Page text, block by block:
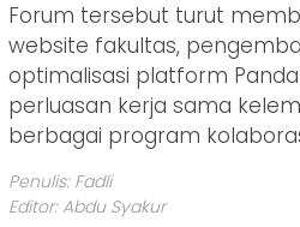
Forum tersebut turut
website fakultas,
optimalisasi platform
perluasan kerja sama
berbagai program
Penulis: Fadli
Editor: Abdu Syakur